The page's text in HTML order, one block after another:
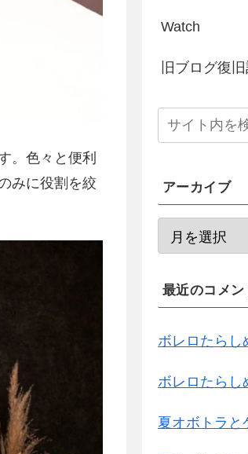
。色々と便利
みに役割を絞
Watch
旧ブログ復
アーカイブ
最近のコメン
ボレロたらし
ボレロたらし
夏オボトラと